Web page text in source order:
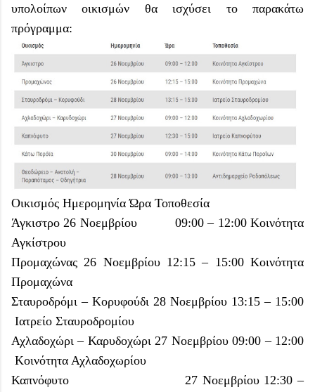
υπολοίπων οικισμών θα ισχύσει το παρακάτω
πρόγραμμα:
Οικισμός Ημερομηνία Ώρα Τοποθεσία
Άγκιστρο 26 Νοεμβρίου 09:00 – 12:00 Κοινότητα
Αγκίστρου
Προμαχώνας 26 Νοεμβρίου 12:15 – 15:00 Κοινότητα
Προμαχώνα
Σταυροδρόμι – Κορυφούδι 28 Νοεμβρίου 13:15 – 15:00
Ιατρείο Σταυροδρομίου
Αχλαδοχώρι – Καρυδοχώρι 27 Νοεμβρίου 09:00 – 12:00
Κοινότητα Αχλαδοχωρίου
Καπνόφυτο
27 Νοεμβρίου 12:30 –